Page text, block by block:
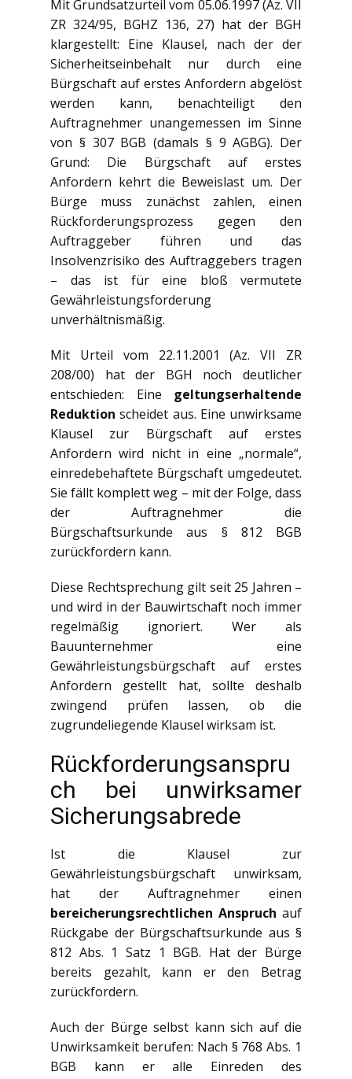
Mit Grundsatzurteil vom 05.06.1997 (Az. VII
ZR 324/95, BGHZ 136, 27) hat der BGH
klargestellt: Eine Klausel, nach der der
Sicherheitseinbehalt nur durch eine
Bürgschaft auf erstes Anfordern abgelöst
werden kann, benachteiligt den
Auftragnehmer unangemessen im Sinne
von § 307 BGB (damals § 9 AGBG). Der
Grund: Die Bürgschaft auf erstes
Anfordern kehrt die Beweislast um. Der
Bürge muss zunächst zahlen, einen
Rückforderungsprozess gegen den
Auftraggeber führen und das
Insolvenzrisiko des Auftraggebers tragen
– das ist für eine bloß vermutete
Gewährleistungsforderung
unverhältnismäßig.
Mit Urteil vom 22.11.2001 (Az. VII ZR
208/00) hat der BGH noch deutlicher
entschieden: Eine geltungserhaltende
Reduktion scheidet aus. Eine unwirksame
Klausel zur Bürgschaft auf erstes
Anfordern wird nicht in eine „normale“,
einredebehaftete Bürgschaft umgedeutet.
Sie fällt komplett weg – mit der Folge, dass
der Auftragnehmer die
Bürgschaftsurkunde aus § 812 BGB
zurückfordern kann.
Diese Rechtsprechung gilt seit 25 Jahren –
und wird in der Bauwirtschaft noch immer
regelmäßig ignoriert. Wer als
Bauunternehmer eine
Gewährleistungsbürgschaft auf erstes
Anfordern gestellt hat, sollte deshalb
zwingend prüfen lassen, ob die
zugrundeliegende Klausel wirksam ist.
Rückforderungsanspru
ch bei unwirksamer
Sicherungsabrede
Ist die Klausel zur
Gewährleistungsbürgschaft unwirksam,
hat der Auftragnehmer einen
bereicherungsrechtlichen Anspruch auf
Rückgabe der Bürgschaftsurkunde aus §
812 Abs. 1 Satz 1 BGB. Hat der Bürge
bereits gezahlt, kann er den Betrag
zurückfordern.
Auch der Bürge selbst kann sich auf die
Unwirksamkeit berufen: Nach § 768 Abs. 1
BGB kann er alle Einreden des